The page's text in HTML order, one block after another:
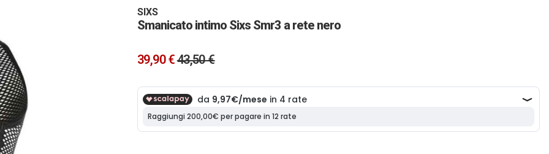
SIXS
Smanicato intimo Sixs Smr3 a rete nero
39,90 €43,50 €